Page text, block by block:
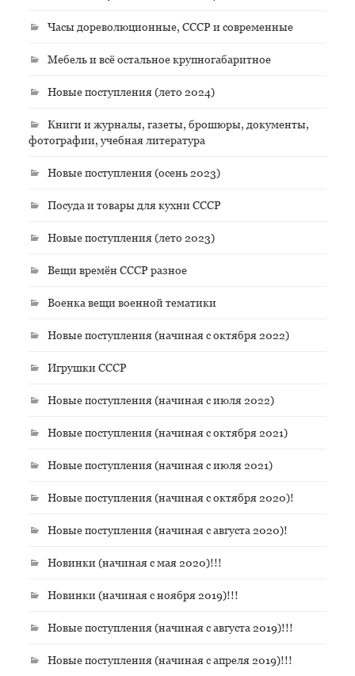
Часы дореволюционные, СССР и современные
Мебель и всё остальное крупногабаритное
Новые поступления (лето 2024)
Книги и журналы, газеты, брошюры, документы,
фотографии, учебная литература
Новые поступления (осень 2023)
Посуда и товары для кухни СССР
Новые поступления (лето 2023)
Вещи времён СССР разное
Военка вещи военной тематики
Новые поступления (начиная с октября 2022)
Игрушки СССР
Новые поступления (начиная с июля 2022)
Новые поступления (начиная с октября 2021)
Новые поступления (начиная с июля 2021)
Новые поступления (начиная с октября 2020)!
Новые поступления (начиная с августа 2020)!
Новинки (начиная с мая 2020)!!!
Новинки (начиная с ноября 2019)!!!
Новые поступления (начиная с августа 2019)!!!
Новые поступления (начиная с апреля 2019)!!!